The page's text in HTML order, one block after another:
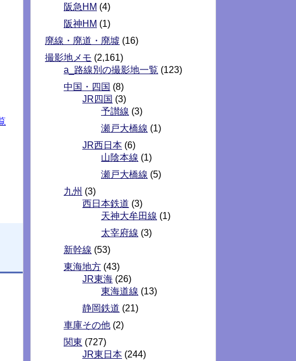
阪急HM (4)
阪神HM (1)
廃線・廃道・廃墟 (16)
撮影地メモ (2,161)
a_路線別の撮影地一覧 (123)
中国・四国 (8)
JR四国 (3)
予讃線 (3)
瀬戸大橋線 (1)
JR西日本 (6)
山陰本線 (1)
瀬戸大橋線 (5)
九州 (3)
西日本鉄道 (3)
天神大牟田線 (1)
太宰府線 (3)
新幹線 (53)
東海地方 (43)
JR東海 (26)
東海道線 (13)
静岡鉄道 (21)
車庫その他 (2)
関東 (727)
JR東日本 (244)